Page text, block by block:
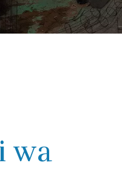
wa